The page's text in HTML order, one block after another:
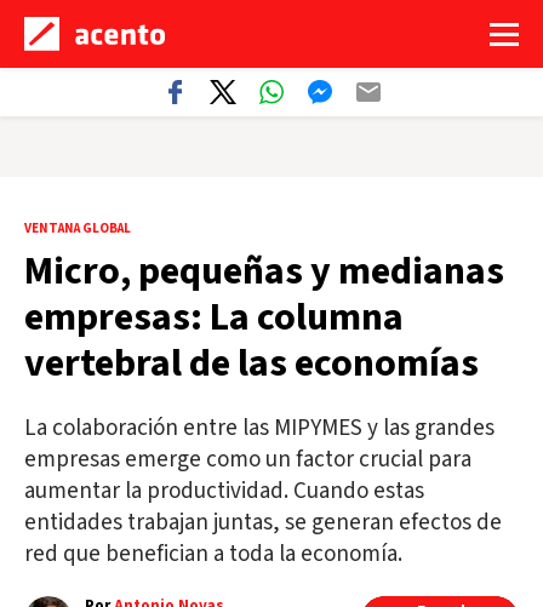
VENTANA GLOBAL
Micro, pequeñas y medianas
empresas: La columna
vertebral de las economías
La colaboración entre las MIPYMES y las grandes
empresas emerge como un factor crucial para
aumentar la productividad. Cuando estas
entidades trabajan juntas, se generan efectos de
red que benefician a toda la economía.